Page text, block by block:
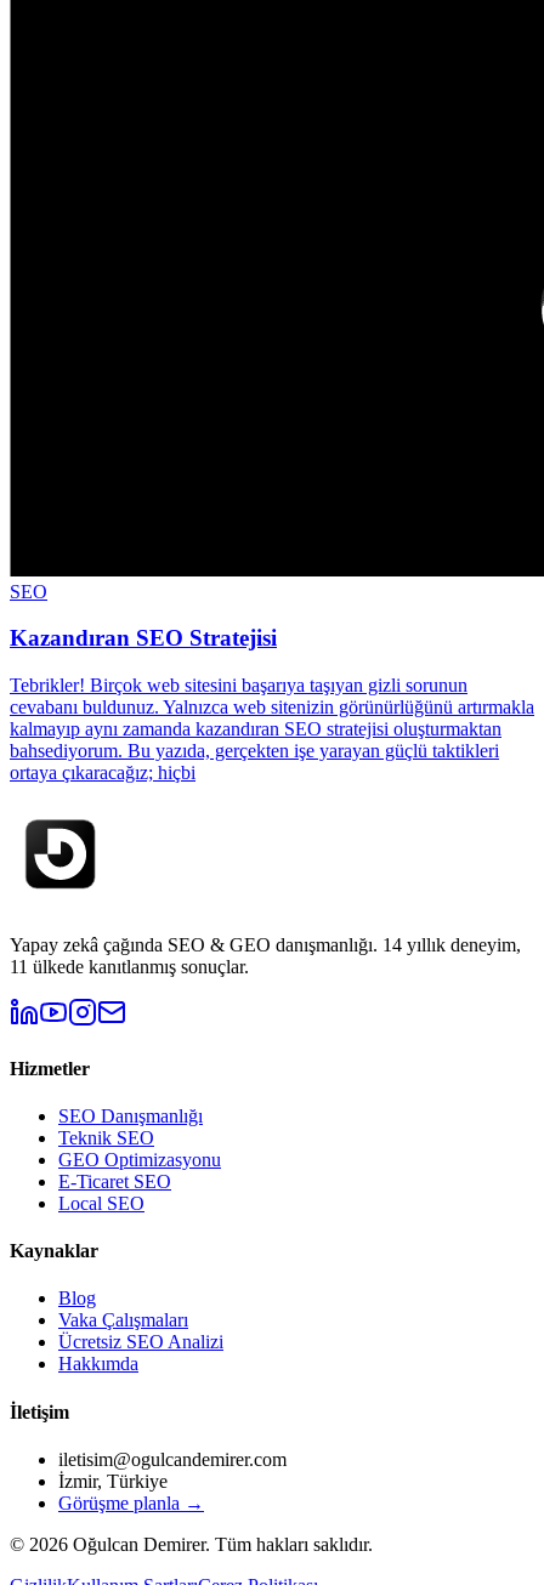
SEO
Kazandıran SEO Stratejisi
Tebrikler! Birçok web sitesini başarıya taşıyan gizli sorunun
cevabanı buldunuz. Yalnızca web sitenizin görünürlüğünü artırmakla
kalmayıp aynı zamanda kazandıran SEO stratejisi oluşturmaktan
bahsediyorum. Bu yazıda, gerçekten işe yarayan güçlü taktikleri
ortaya çıkaracağız; hiçbi
Yapay zekâ çağında SEO & GEO danışmanlığı. 14 yıllık deneyim,
11 ülkede kanıtlanmış sonuçlar.
Hizmetler
SEO Danışmanlığı
Teknik SEO
GEO Optimizasyonu
E-Ticaret SEO
Local SEO
Kaynaklar
Blog
Vaka Çalışmaları
Ücretsiz SEO Analizi
Hakkımda
İletişim
iletisim@ogulcandemirer.com
İzmir, Türkiye
Görüşme planla →
© 2026 Oğulcan Demirer. Tüm hakları saklıdır.